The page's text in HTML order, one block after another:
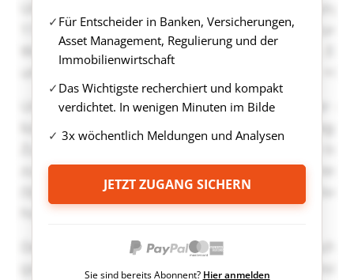
Für Entscheider in Banken, Versicherungen,
Asset Management, Regulierung und der
Immobilienwirtschaft
Das Wichtigste recherchiert und kompakt
verdichtet. In wenigen Minuten im Bilde
3x wöchentlich Meldungen und Analysen
JETZT ZUGANG SICHERN
Sie sind bereits Abonnent? Hier anmelden